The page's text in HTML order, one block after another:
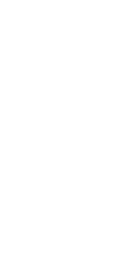
tenemos para
Pastas de retape en
de renovación y